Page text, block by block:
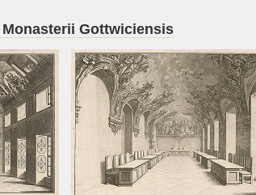
Gottwiciensis